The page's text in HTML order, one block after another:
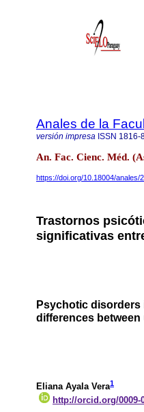
Anales de la
versión impresa ISSN 1816-
An. Fac. Cienc. Méd.
https://doi.org/10.18004/anales/
Trastornos
significativas
Psychotic disorders
differences
Eliana Ayala Vera1
http://orcid.org/0009-